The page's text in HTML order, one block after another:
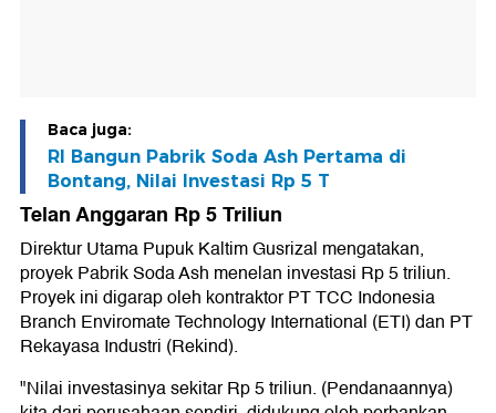
Baca juga:
RI Bangun Pabrik Soda Ash Pertama di
Bontang, Nilai Investasi Rp 5 T
Telan Anggaran Rp 5 Triliun
Direktur Utama Pupuk Kaltim Gusrizal mengatakan,
proyek Pabrik Soda Ash menelan investasi Rp 5 triliun.
Proyek ini digarap oleh kontraktor PT TCC Indonesia
Branch Enviromate Technology International (ETI) dan PT
Rekayasa Industri (Rekind).
"Nilai investasinya sekitar Rp 5 triliun. (Pendanaannya)